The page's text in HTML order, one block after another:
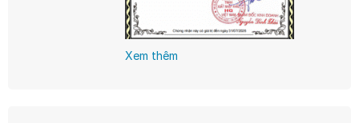
Xem thêm